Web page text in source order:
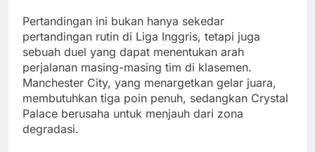
Pertandingan ini bukan hanya sekedar
pertandingan rutin di Liga Inggris, tetapi juga
sebuah duel yang dapat menentukan arah
perjalanan masing-masing tim di klasemen.
Manchester City, yang menargetkan gelar juara,
membutuhkan tiga poin penuh, sedangkan Crystal
Palace berusaha untuk menjauh dari zona
degradasi.